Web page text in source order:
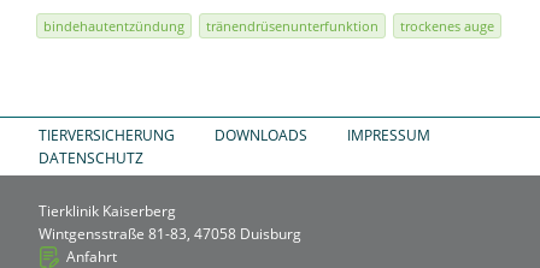
bindehautentzündung tränendrüsenunterfunktion trockenes auge
TIERVERSICHERUNG DOWNLOADS
IMPRESSUM
DATENSCHUTZ
Tierklinik Kaiserberg
Wintgensstraße 81-83, 47058 Duisburg
Anfahrt